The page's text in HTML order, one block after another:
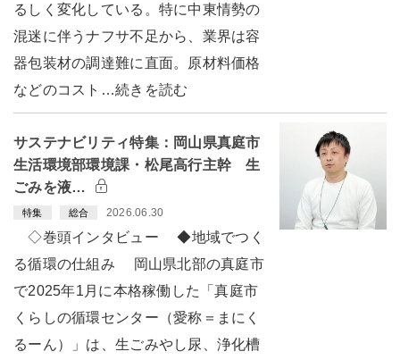
るしく変化している。特に中東情勢の
混迷に伴うナフサ不足から、業界は容
器包装材の調達難に直面。原材料価格
などのコスト…続きを読む
サステナビリティ特集：岡山県真庭市
生活環境部環境課・松尾高行主幹 生
ごみを液…
特集 総合 2026.06.30
◇巻頭インタビュー ◆地域でつく
る循環の仕組み 岡山県北部の真庭市
で2025年1月に本格稼働した「真庭市
くらしの循環センター（愛称＝まにく
るーん）」は、生ごみやし尿、浄化槽